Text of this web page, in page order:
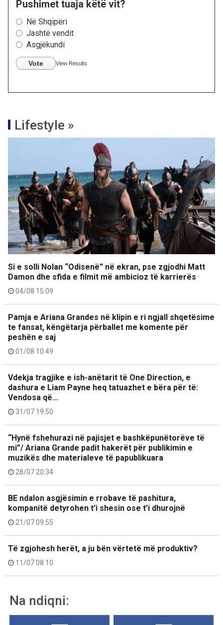
Pushimet tuaja këtë vit?
Në Shqipëri
Jashtë vendit
Asgjëkundi
Vote View Results
Lifestyle »
Si e solli Nolan “Odisenë” në ekran, pse zgjodhi Matt
Damon dhe sfida e filmit më ambicioz të karrierës
04/08 15:09
Pamja e Ariana Grandes në klipin e ri ngjall shqetësime
te fansat, këngëtarja përballet me komente për
peshën e saj
01/08 10:49
Vdekja tragjike e ish-anëtarit të One Direction, e
dashura e Liam Payne heq tatuazhet e bëra për të:
Vendosa që…
31/07 19:50
“Hynë fshehurazi në pajisjet e bashkëpunëtorëve të
mi”/ Ariana Grande padit hakerët për publikimin e
muzikës dhe materialeve të papublikuara
28/07 20:34
BE ndalon asgjësimin e rrobave të pashitura,
kompanitë detyrohen t’i shesin ose t’i dhurojnë
21/07 09:55
Të zgjohesh herët, a ju bën vërtetë më produktiv?
11/07 08:10
Na ndiqni: